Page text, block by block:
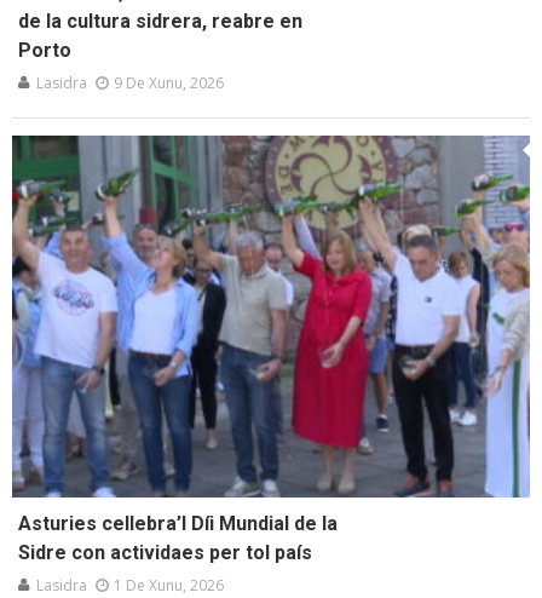
de la cultura sidrera, reabre en
Porto
Lasidra 9 De Xunu, 2026
Asturies cellebra’l Díi Mundial de la
Sidre con actividaes per tol país
Lasidra 1 De Xunu, 2026